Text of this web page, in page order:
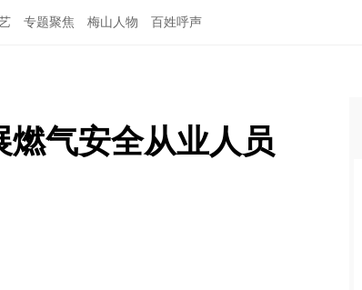
专题聚焦 梅山人物 百姓呼声
燃气安全从业人员